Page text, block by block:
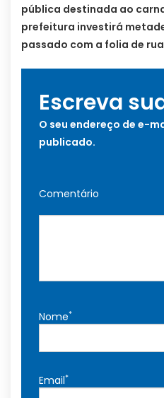
pública destinada ao
prefeitura investirá
passado com a folia de
Escreva
O seu endereço de e-
publicado.
Comentário
Nome*
Email*